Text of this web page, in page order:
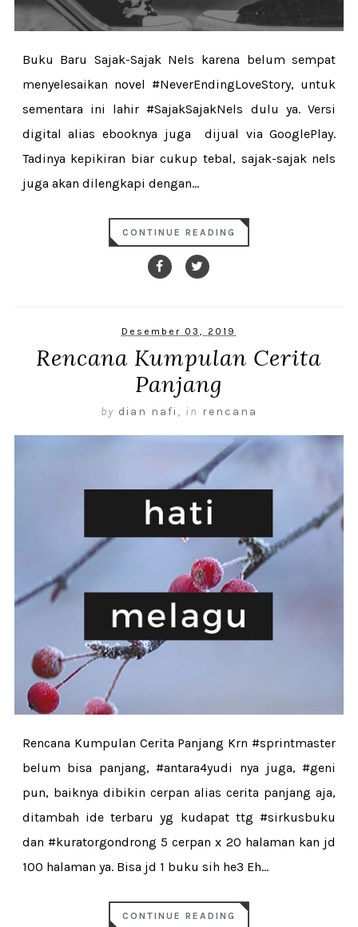
Buku Baru Sajak-Sajak Nels karena belum sempat
menyelesaikan novel #NeverEndingLoveStory, untuk
sementara ini lahir #SajakSajakNels dulu ya. Versi
digital alias ebooknya juga dijual via GooglePlay.
Tadinya kepikiran biar cukup tebal, sajak-sajak nels
juga akan dilengkapi dengan...
CONTINUE READING
Desember 03, 2019
Rencana Kumpulan Cerita
Panjang
by dian nafi , in rencana
Rencana Kumpulan Cerita Panjang Krn #sprintmaster
belum bisa panjang, #antara4yudi nya juga, #geni
pun, baiknya dibikin cerpan alias cerita panjang aja,
ditambah ide terbaru yg kudapat ttg #sirkusbuku
dan #kuratorgondrong 5 cerpan x 20 halaman kan jd
100 halaman ya. Bisa jd 1 buku sih he3 Eh...
CONTINUE READING